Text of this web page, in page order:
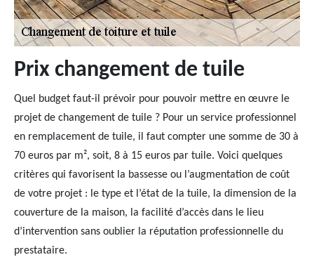
Prix changement de tuile
Quel budget faut-il prévoir pour pouvoir mettre en œuvre le
projet de changement de tuile ? Pour un service professionnel
en remplacement de tuile, il faut compter une somme de 30 à
70 euros par m², soit, 8 à 15 euros par tuile. Voici quelques
critères qui favorisent la bassesse ou l’augmentation de coût
de votre projet : le type et l’état de la tuile, la dimension de la
couverture de la maison, la facilité d’accès dans le lieu
d’intervention sans oublier la réputation professionnelle du
prestataire.